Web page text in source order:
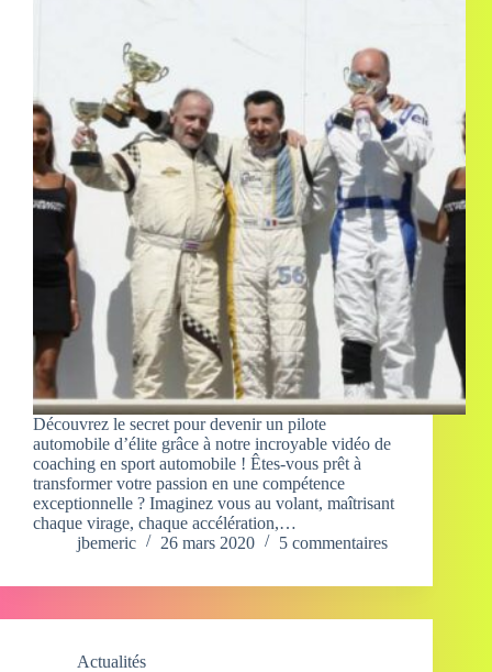
Découvrez le secret pour devenir un pilote
automobile d’élite grâce à notre incroyable vidéo de
coaching en sport automobile ! Êtes-vous prêt à
transformer votre passion en une compétence
exceptionnelle ? Imaginez vous au volant, maîtrisant
chaque virage, chaque accélération,…
jbemeric
26 mars 2020 5 commentaires
Actualités